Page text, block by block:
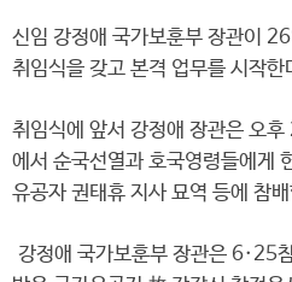
신임 강정애 국가보훈부 장관이
취임식을 갖고 본격 업무를 시작한
취임식에 앞서 강정애 장관은 오
에서 순국선열과 호국영령들에게
유공자 권태휴 지사 묘역 등에 참
강정애 국가보훈부 장관은 6·25